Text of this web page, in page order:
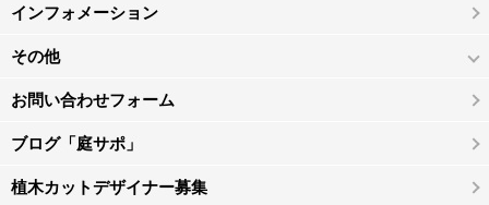
インフォメーション
その他
お問い合わせフォーム
ブログ「庭サポ」
植木カットデザイナー募集